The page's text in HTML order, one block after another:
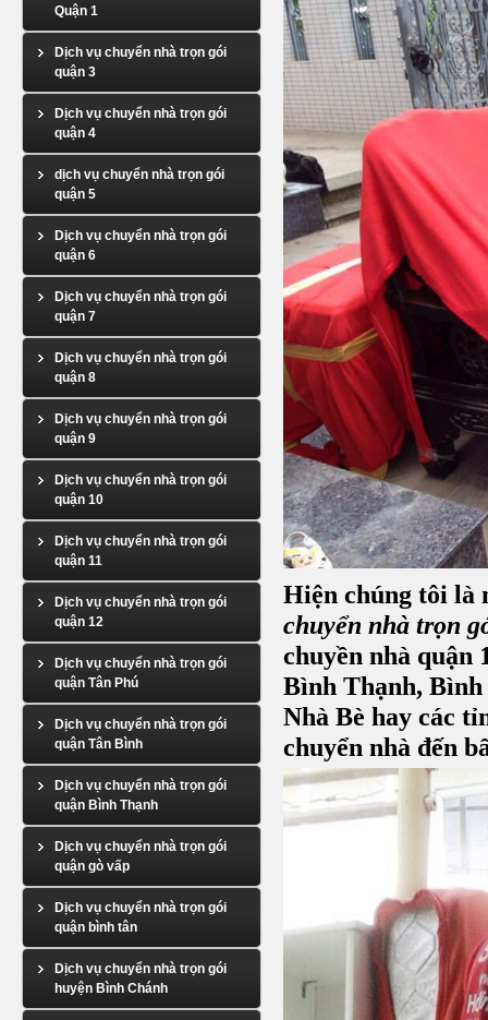
Quận 1
Dịch vụ chuyển nhà trọn gói
quận 3
Dịch vụ chuyển nhà trọn gói
quận 4
dịch vụ chuyển nhà trọn gói
quận 5
Dịch vụ chuyển nhà trọn gói
quận 6
Dịch vụ chuyển nhà trọn gói
quận 7
Dịch vụ chuyển nhà trọn gói
quận 8
Dịch vụ chuyển nhà trọn gói
quận 9
Dịch vụ chuyển nhà trọn gói
quận 10
Dịch vụ chuyển nhà trọn gói
quận 11
Dịch vụ chuyển nhà trọn gói
quận 12
Dịch vụ chuyển nhà trọn gói
quận Tân Phú
Dịch vụ chuyển nhà trọn gói
quận Tân Bình
Dịch vụ chuyển nhà trọn gói
quận Bình Thạnh
Dịch vụ chuyển nhà trọn gói
quận gò vấp
Dịch vụ chuyển nhà trọn gói
quận bình tân
Dịch vụ chuyển nhà trọn gói
huyện Bình Chánh
Hiện chúng tôi là
chuyển nhà trọn
chuyền nhà quận
Bình Thạnh,
Nhà Bè hay các
chuyển nhà đến